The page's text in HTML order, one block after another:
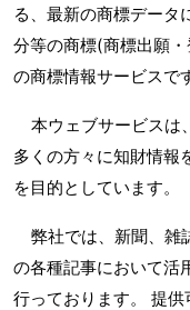
る、最新の商標データ
分等の商標(商標出願
の商標情報サービスで
本ウェブサービスは
多くの方々に知財情報
を目的としています。
弊社では、新聞、雑
の各種記事において活
行っております。 提